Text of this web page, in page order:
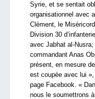
Syrie, et se sentait
organisationnel avec
Clément, le
Division 30
avec Jabhat al-
commandant Anas
présent, en mesure
est coupée avec lui
page Facebook. «
nous le soumettrons